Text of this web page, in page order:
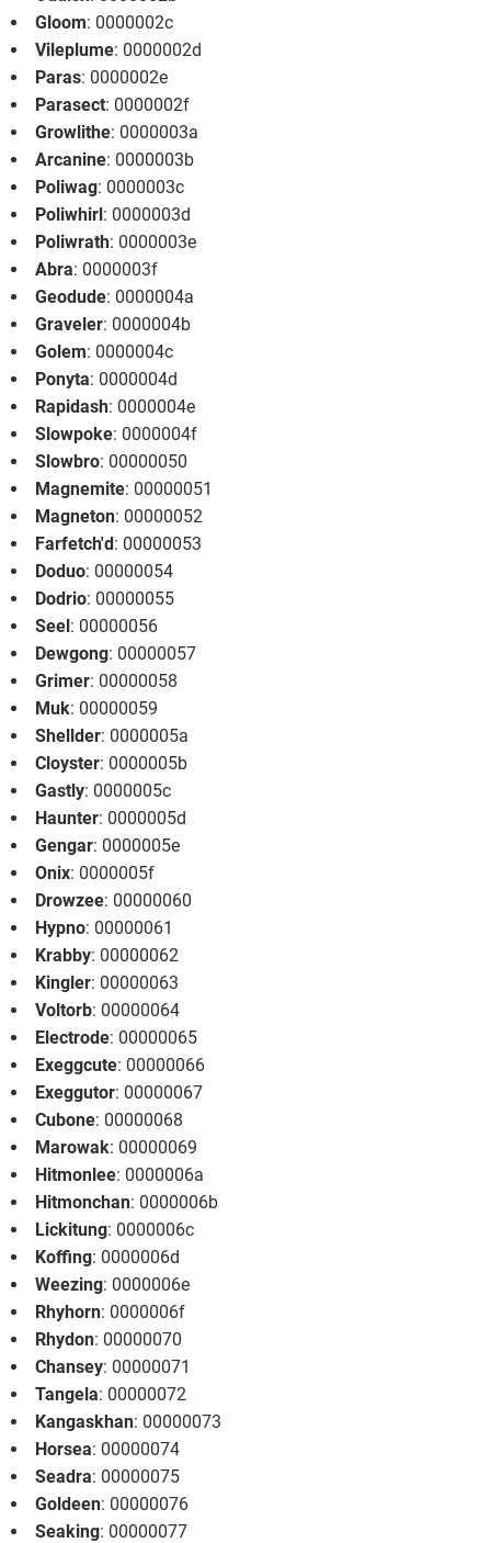
Gloom: 0000002c
Vileplume: 0000002d
Paras: 0000002e
Parasect: 0000002f
Growlithe: 0000003a
Arcanine: 0000003b
Poliwag: 0000003c
Poliwhirl: 0000003d
Poliwrath: 0000003e
Abra: 0000003f
Geodude: 0000004a
Graveler: 0000004b
Golem: 0000004c
Ponyta: 0000004d
Rapidash: 0000004e
Slowpoke: 0000004f
Slowbro: 00000050
Magnemite: 00000051
Magneton: 00000052
Farfetch'd: 00000053
Doduo: 00000054
Dodrio: 00000055
Seel: 00000056
Dewgong: 00000057
Grimer: 00000058
Muk: 00000059
Shellder: 0000005a
Cloyster: 0000005b
Gastly: 0000005c
Haunter: 0000005d
Gengar: 0000005e
Onix: 0000005f
Drowzee: 00000060
Hypno: 00000061
Krabby: 00000062
Kingler: 00000063
Voltorb: 00000064
Electrode: 00000065
Exeggcute: 00000066
Exeggutor: 00000067
Cubone: 00000068
Marowak: 00000069
Hitmonlee: 0000006a
Hitmonchan: 0000006b
Lickitung: 0000006c
Koffing: 0000006d
Weezing: 0000006e
Rhyhorn: 0000006f
Rhydon: 00000070
Chansey: 00000071
Tangela: 00000072
Kangaskhan: 00000073
Horsea: 00000074
Seadra: 00000075
Goldeen: 00000076
Seaking: 00000077